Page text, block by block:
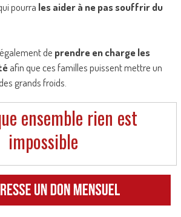
pourra les aider à ne pas souffrir du
de prendre en charge les
afin que ces familles puissent mettre un
grands froids.
ensemble rien est
impossible